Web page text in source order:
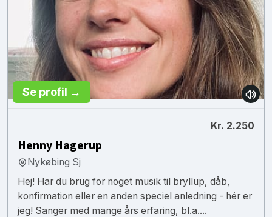
Se profil →
Kr. 2.250
Henny Hagerup
Nykøbing Sj
Hej! Har du brug for noget musik til bryllup, dåb,
konfirmation eller en anden speciel anledning - hér er
jeg! Sanger med mange års erfaring, bl.a....